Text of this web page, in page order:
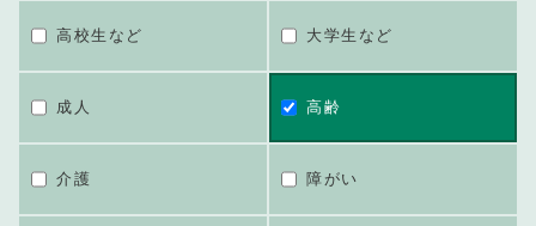
高校生など 大学生など
成人 高齢
介護 障がい